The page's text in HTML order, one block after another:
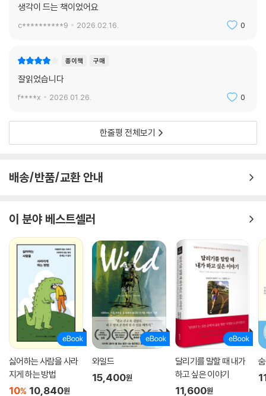
생각이 드는 책이었어요
c**********9 2026.02.16. 0
종이책 구매
잘읽었습니다
f****x 2026.01.26. 0
한줄평 전체보기
배송/반품/교환 안내
이 분야 베스트셀러
싫어하는 사람을 사라
지게 하는 방법
10% 10,840원
와일드
15,400원
달리기를 말할 때 내가
하고 싶은 이야기
11,600원